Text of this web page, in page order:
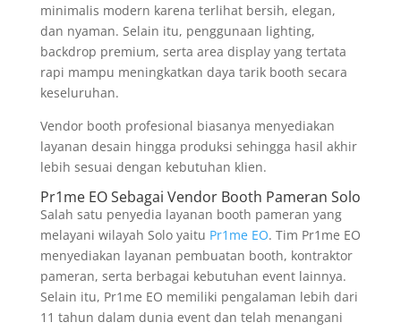
minimalis modern karena terlihat bersih, elegan,
dan nyaman. Selain itu, penggunaan lighting,
backdrop premium, serta area display yang tertata
rapi mampu meningkatkan daya tarik booth secara
keseluruhan.
Vendor booth profesional biasanya menyediakan
layanan desain hingga produksi sehingga hasil akhir
lebih sesuai dengan kebutuhan klien.
Pr1me EO Sebagai Vendor Booth Pameran Solo
Salah satu penyedia layanan booth pameran yang
melayani wilayah Solo yaitu Pr1me EO. Tim Pr1me EO
menyediakan layanan pembuatan booth, kontraktor
pameran, serta berbagai kebutuhan event lainnya.
Selain itu, Pr1me EO memiliki pengalaman lebih dari
11 tahun dalam dunia event dan telah menangani